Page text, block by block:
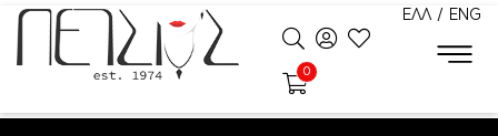
ΕΛΛ / ENG
0